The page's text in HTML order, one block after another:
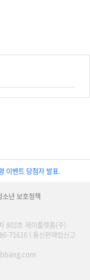
이벤트 당첨자 발표.
소년 보호정책
803호 제이플랫폼(주)
71616 l 통신판매업신고